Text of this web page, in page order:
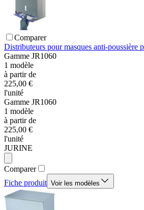
Comparer
Distributeurs pour masques anti-poussière
Gamme JR1060
1 modèle
à partir de
225,00 €
l'unité
Gamme JR1060
1 modèle
à partir de
225,00 €
l'unité
JURINE
Comparer
Fiche produit Voir les modèles